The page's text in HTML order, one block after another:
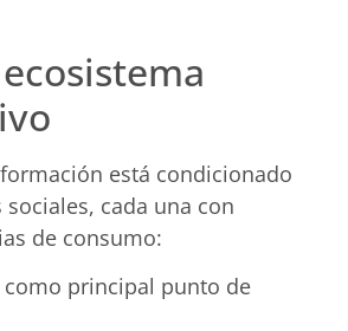
está condicionado
cada una con
de consumo:
como principal punto de